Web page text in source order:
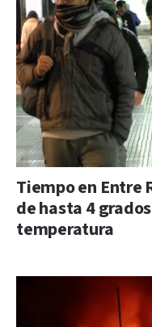
Tiempo en Entre
de hasta 4
temperatura